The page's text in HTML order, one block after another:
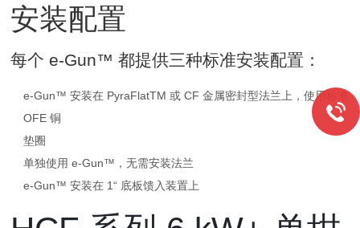
安装配置
每个 e-Gun™ 都提供三种标准安装配置：
e-Gun™ 安装在 PyraFlatTM 或 CF 金属密封型法兰上，使用标准
OFE 铜
垫圈
单独使用 e-Gun™，无需安装法兰
e-Gun™ 安装在 1“ 底板馈入装置上